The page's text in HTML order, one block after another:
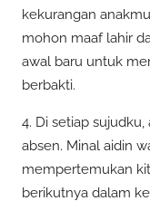
kekurangan
mohon maaf lahir
awal baru untuk
berbakti.
4. Di setiap
absen. Minal aidin
mempertemukan
berikutnya dalam